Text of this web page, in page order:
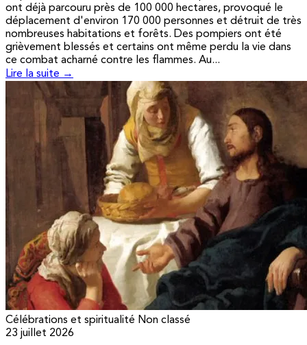
ont déjà parcouru près de 100 000 hectares, provoqué le
déplacement d'environ 170 000 personnes et détruit de très
nombreuses habitations et forêts. Des pompiers ont été
grièvement blessés et certains ont même perdu la vie dans
ce combat acharné contre les flammes. Au...
Lire la suite →
Célébrations et spiritualité Non classé
23 juillet 2026